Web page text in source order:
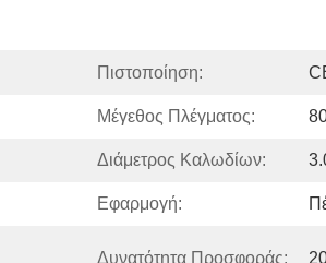
Πιστοποίηση:
Μέγεθος Πλέγματος:
Διάμετρος Καλωδίων:
Εφαρμογή:
Δυνατότητα Προσφοράς: